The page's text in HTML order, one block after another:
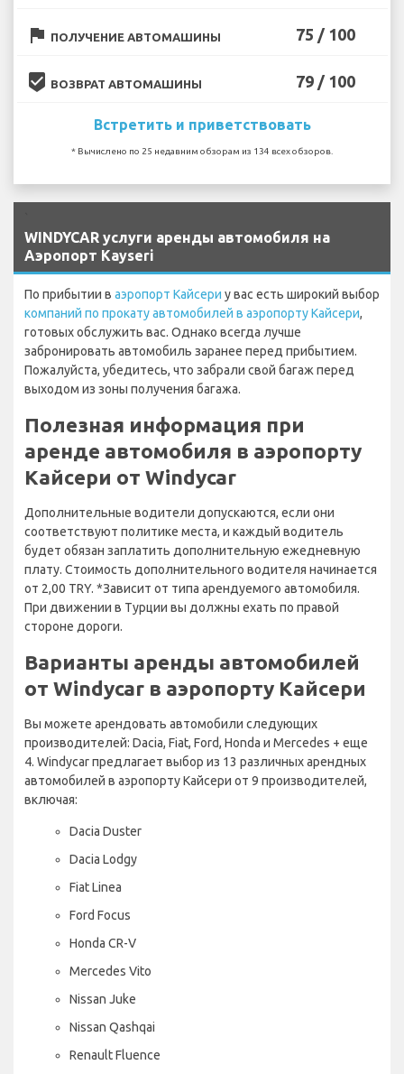
flag ПОЛУЧЕНИЕ АВТОМАШИНЫ 75 / 100
beenhere ВОЗВРАТ АВТОМАШИНЫ 79 / 100
Встретить и приветствовать
* Вычислено по 25 недавним обзорам из 134 всех обзоров.
WINDYCAR услуги аренды автомобиля на
Аэропорт Kayseri
По прибытии в аэропорт Кайсери у вас есть широкий выбор
компаний по прокату автомобилей в аэропорту Кайсери,
готовых обслужить вас. Однако всегда лучше
забронировать автомобиль заранее перед прибытием.
Пожалуйста, убедитесь, что забрали свой багаж перед
выходом из зоны получения багажа.
Полезная информация при
аренде автомобиля в аэропорту
Кайсери от Windycar
Дополнительные водители допускаются, если они
соответствуют политике места, и каждый водитель
будет обязан заплатить дополнительную ежедневную
плату. Стоимость дополнительного водителя начинается
от 2,00 TRY. *Зависит от типа арендуемого автомобиля.
При движении в Турции вы должны ехать по правой
стороне дороги.
Варианты аренды автомобилей
от Windycar в аэропорту Кайсери
Вы можете арендовать автомобили следующих
производителей: Dacia, Fiat, Ford, Honda и Mercedes + еще
4. Windycar предлагает выбор из 13 различных арендных
автомобилей в аэропорту Кайсери от 9 производителей,
включая:
Dacia Duster
Dacia Lodgy
Fiat Linea
Ford Focus
Honda CR-V
Mercedes Vito
Nissan Juke
Nissan Qashqai
Renault Fluence